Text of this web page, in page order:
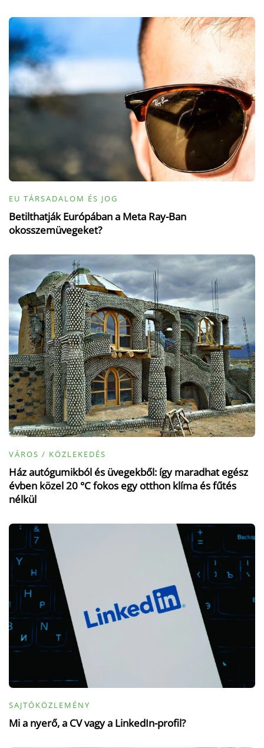
EU TÁRSADALOM ÉS JOG
Betilthatják Európában a Meta Ray-Ban
okosszemüvegeket?
VÁROS / KÖZLEKEDÉS
Ház autógumikból és üvegekből: így maradhat egész
évben közel 20 °C fokos egy otthon klíma és fűtés
nélkül
SAJTÓKÖZLEMÉNY
Mi a nyerő, a CV vagy a LinkedIn-profil?